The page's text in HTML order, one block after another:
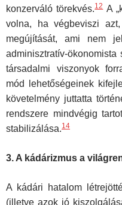
konzerváló törekvés.12A
volna, ha végbeviszi
megújítását, ami nem
adminisztratív-
társadalmi viszonyok
mód lehetőségeinek
követelmény juttatta
rendszere mindvégig
stabilizálása.14
3. A kádárizmus a
A kádári hatalom
(illetve azok jó